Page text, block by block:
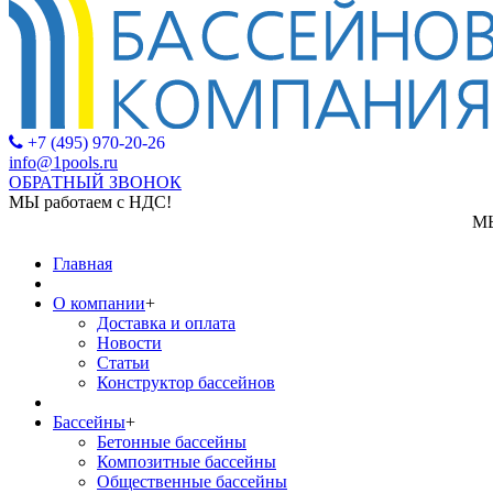
+7 (495) 970-20-26
info@1pools.ru
ОБРАТНЫЙ ЗВОНОК
МЫ работаем с НДС!
МЫ работаем с
Главная
О компании+
Доставка и оплата
Новости
Статьи
Конструктор бассейнов
Бассейны+
Бетонные бассейны
Композитные бассейны
Общественные бассейны